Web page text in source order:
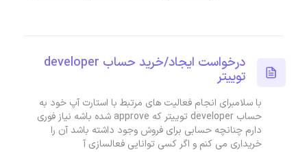
درخواست ایجاد/خرید حساب developer
توییتر
با سلامبرای انجام فعالیت های مرتبط با استارت آپ خود به
حساب developer توییتر که approve شده باشه نیاز فوری
دارم چنانچه حسابی برای فروش وجود داشته باشد آن را
خریداری می کنم و اگر کسی توانایی فعالسازی آ